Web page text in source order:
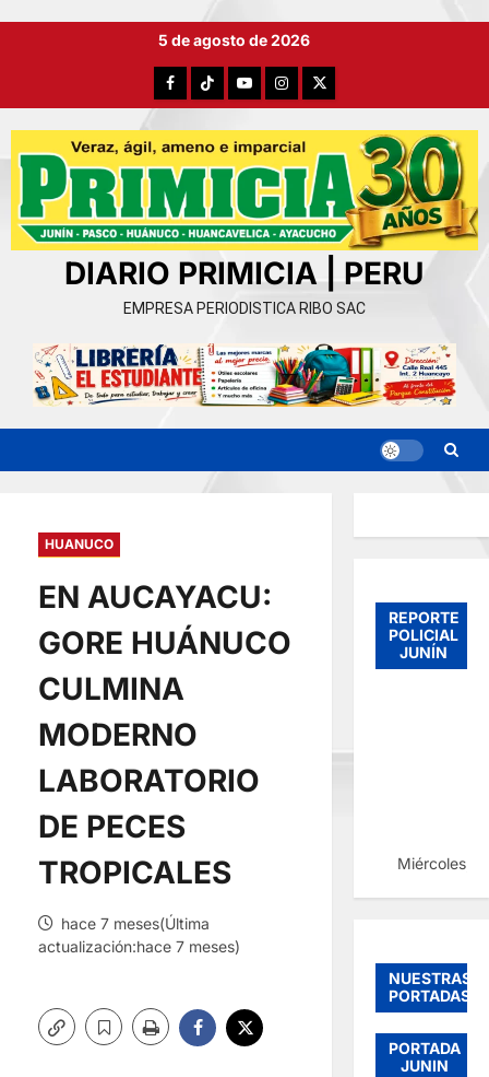
5 de agosto de 2026
FacebookTikTokYouTubeInstagram
X
DIARIO PRIMICIA | PERU
EMPRESA PERIODISTICA RIBO SAC
HUANUCO
EN AUCAYACU:
GORE HUÁNUCO
CULMINA
MODERNO
LABORATORIO
DE PECES
TROPICALES
hace 7 meses(Última
actualización:hace 7 meses)
REPORTE
POLICIAL
JUNÍN
Miércoles,
NUESTRAS
PORTADAS
PORTADA
JUNIN